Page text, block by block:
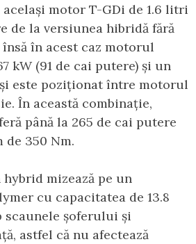
motor T-GDi de 1.6 litri
de la versiunea hibridă fără
în acest caz motorul
kW (91 de cai putere) și un
este poziționat între motorul
În această combinație,
până la 265 de cai putere
350 Nm.
mizează pe un
cu capacitatea de 13.8
scaunele șoferului și
astfel că nu afectează